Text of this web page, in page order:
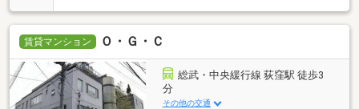
賃貸マンション Ｏ・Ｇ・Ｃ
総武・中央緩行線 荻窪駅 徒歩3
分
その他の交通